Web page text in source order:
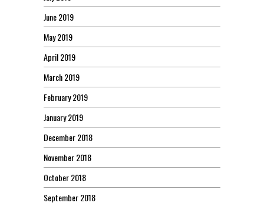
June 2019
May 2019
April 2019
March 2019
February 2019
January 2019
December 2018
November 2018
October 2018
September 2018